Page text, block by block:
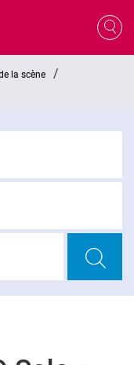
la scène /